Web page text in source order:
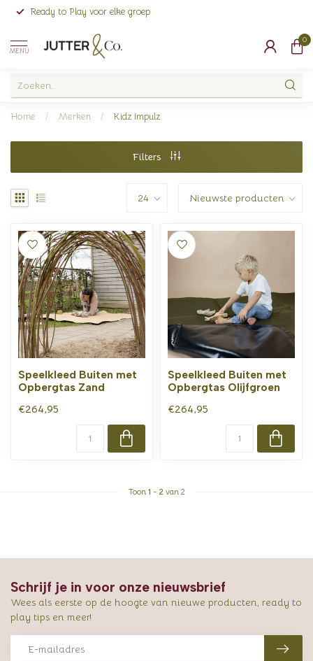
Ready to Play voor elke groep
MENU
0
Home / Merken / Kidz Impulz
Filters
Speelkleed Buiten met
Opbergtas Zand
€264,95
Speelkleed Buiten met
Opbergtas Olijfgroen
€264,95
Toon 1 - 2van 2
Schrijf je in voor onze nieuwsbrief
Wees als eerste op de hoogte van nieuwe producten, ready to
play tips en meer!